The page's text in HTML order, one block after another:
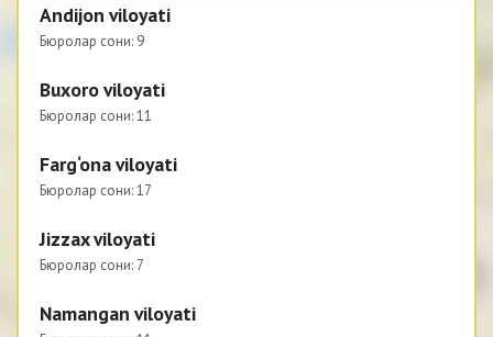
Andijon viloyati
Бюролар сони: 9
Buxoro viloyati
Бюролар сони:11
Farg‘ona viloyati
Бюролар сони:17
Jizzax viloyati
Бюролар сони: 7
Namangan viloyati